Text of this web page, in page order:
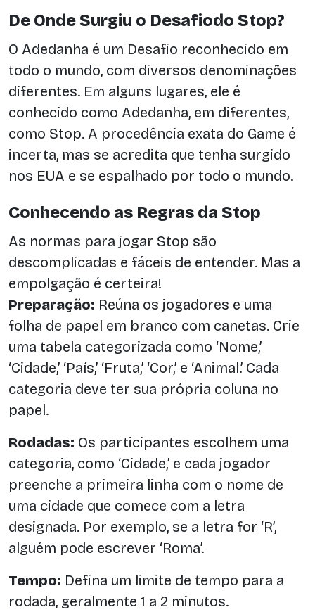
De Onde Surgiu o Desafiodo Stop?
O Adedanha é um Desafio reconhecido em
todo o mundo, com diversos denominações
diferentes. Em alguns lugares, ele é
conhecido como Adedanha, em diferentes,
como Stop. A procedência exata do Game é
incerta, mas se acredita que tenha surgido
nos EUA e se espalhado por todo o mundo.
Conhecendo as Regras da Stop
As normas para jogar Stop são
descomplicadas e fáceis de entender. Mas a
empolgação é certeira!
Preparação: Reúna os jogadores e uma
folha de papel em branco com canetas. Crie
uma tabela categorizada como ‘Nome,’
‘Cidade,’ ‘País,’ ‘Fruta,’ ‘Cor,’ e ‘Animal.’ Cada
categoria deve ter sua própria coluna no
papel.
Rodadas: Os participantes escolhem uma
categoria, como ‘Cidade,’ e cada jogador
preenche a primeira linha com o nome de
uma cidade que comece com a letra
designada. Por exemplo, se a letra for ‘R’,
alguém pode escrever ‘Roma’.
Tempo: Defina um limite de tempo para a
rodada, geralmente 1 a 2 minutos.